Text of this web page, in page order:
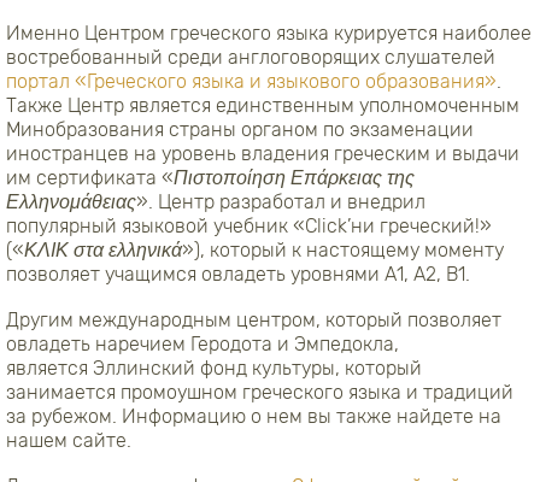
Именно Центром греческого языка курируется наиболее
востребованный среди англоговорящих слушателей
портал «Греческого языка и языкового образования»
Также Центр является единственным уполномоченным
Минобразования страны органом по экзаменации
иностранцев на уровень владения греческим и выдачи
им сертификата «Πιστοποίηση Επάρκειας της
Ελληνομάθειας». Центр разработал и внедрил
популярный языковой учебник «Click’ни греческий!»
(«ΚΛΙΚ στα ελληνικά»), который к настоящему моменту
позволяет учащимся овладеть уровнями А1, А2, В1.
Другим международным центром, который позволяет
овладеть наречием Геродота и Эмпедокла,
является Эллинский фонд культуры, который
занимается промоушном греческого языка и традиций
за рубежом. Информацию о нем вы также найдете на
нашем сайте.